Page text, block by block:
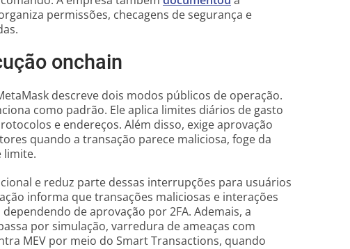
permissões, checagens de segurança e
onchain
descreve dois modos públicos de operação.
como padrão. Ele aplica limites diários de gasto
e endereços. Além disso, exige aprovação
quando a transação parece maliciosa, foge da
limite.
e reduz parte dessas interrupções para usuários
informa que transações maliciosas e interações
de aprovação por 2FA. Ademais, a
por simulação, varredura de ameaças com
MEV por meio do Smart Transactions, quando